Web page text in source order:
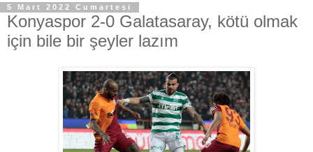
5 Mart 2022 Cumartesi
Konyaspor 2-0 Galatasaray, kötü olmak
için bile bir şeyler lazım